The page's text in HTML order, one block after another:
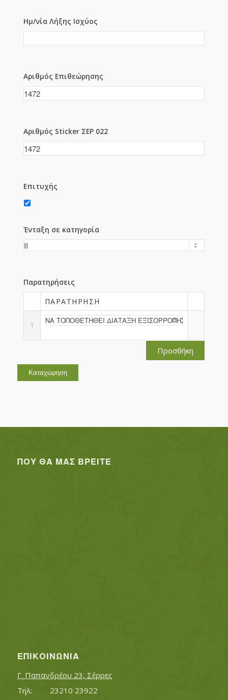
Ημ/νία Λήξης Ισχύος
Αριθμός Επιθεώρησης
Αριθμός Sticker ΣΕΡ 022
Επιτυχής
Ένταξη σε κατηγορία
Παρατηρήσεις
ΠΑΡΑΤΉΡΗΣΗ
1
Προσθήκη
ΠΟΥ ΘΑ ΜΑΣ ΒΡΕΊΤΕ
ΕΠΙΚΟΙΝΩΝΊΑ
Γ. Παπανδρέου 23, Σέρρες
Τηλ:		23210 23922